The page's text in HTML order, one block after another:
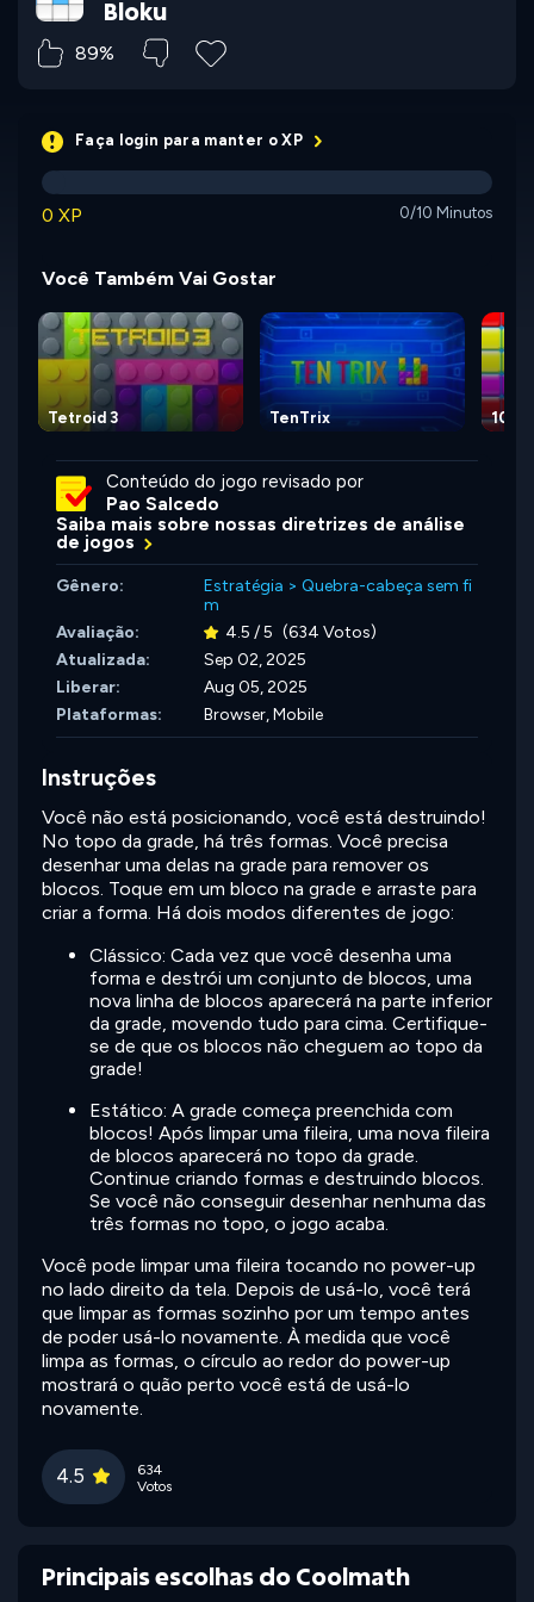
Bloku
89%
Faça login para manter o XP
0 XP 0/10 Minutos
Você Também Vai Gostar
Tetroid 3 TenTrix 10x10
Conteúdo do jogo revisado por
Pao Salcedo
Saiba mais sobre nossas diretrizes de análise
de jogos
Gênero: Estratégia > Quebra-cabeça sem fi
m
Avaliação:
4.5 / 5 (634 Votos)
Atualizada:
Sep 02, 2025
Liberar:
Aug 05, 2025
Plataformas:
Browser, Mobile
Instruções
Você não está posicionando, você está destruindo!
No topo da grade, há três formas. Você precisa
desenhar uma delas na grade para remover os
blocos. Toque em um bloco na grade e arraste para
criar a forma. Há dois modos diferentes de jogo:
Clássico: Cada vez que você desenha uma
forma e destrói um conjunto de blocos, uma
nova linha de blocos aparecerá na parte inferior
da grade, movendo tudo para cima. Certifique-
se de que os blocos não cheguem ao topo da
grade!
Estático: A grade começa preenchida com
blocos! Após limpar uma fileira, uma nova fileira
de blocos aparecerá no topo da grade.
Continue criando formas e destruindo blocos.
Se você não conseguir desenhar nenhuma das
três formas no topo, o jogo acaba.
Você pode limpar uma fileira tocando no power-up
no lado direito da tela. Depois de usá-lo, você terá
que limpar as formas sozinho por um tempo antes
de poder usá-lo novamente. À medida que você
limpa as formas, o círculo ao redor do power-up
mostrará o quão perto você está de usá-lo
novamente.
4.5
634
Votos
Principais escolhas do Coolmath